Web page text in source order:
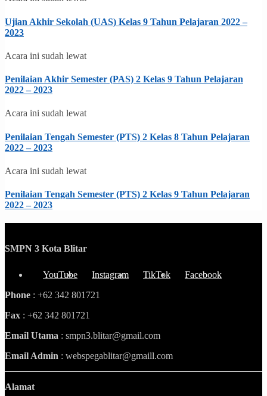
Ujian Akhir Sekolah (UAS) Kelas 9 Tahun Pelajaran 2022 –
2023
Acara ini sudah lewat
Penilaian Akhir Semester (PAS) 2 Kelas 9 Tahun Pelajaran
2022 – 2023
Acara ini sudah lewat
Penilaian Tengah Semester (PTS) 2 Kelas 8 Tahun Pelajaran
2022 – 2023
Acara ini sudah lewat
Penilaian Tengah Semester (PTS) 2 Kelas 9 Tahun Pelajaran
2022 – 2023
SMPN 3 Kota Blitar
YouTube Instagram TikTok
Facebook
Phone : +62 342 801721
Fax : +62 342 801721
Email Utama : smpn3.blitar@gmail.com
Email Admin : webspegablitar@gmaill.com
Alamat